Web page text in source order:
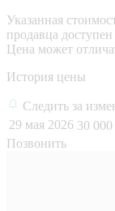
Указанная
продавца
Цена может
История цены
Следить за
29 мая 2026 30
Позвонить